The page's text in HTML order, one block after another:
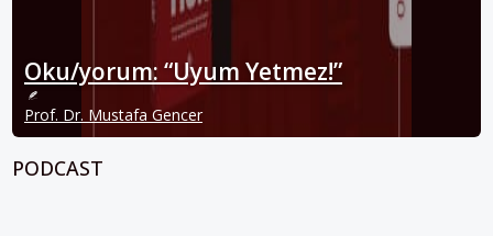
Oku/yorum: “Uyum Yetmez!”
Prof. Dr. Mustafa Gencer
PODCAST